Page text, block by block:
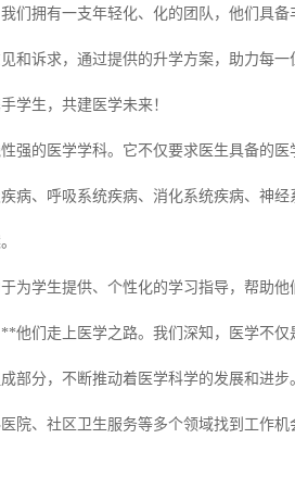
们拥有一支年轻化、化的团队，他们具
和诉求，通过提供的升学方案，助力每
学生，共建医学未来！
强的医学学科。它不仅要求医生具备的
病、呼吸系统疾病、消化系统疾病、神
为学生提供、个性化的学习指导，帮助
他们走上医学之路。我们深知，医学不仅
部分，不断推动着医学科学的发展和进
院、社区卫生服务等多个领域找到工作